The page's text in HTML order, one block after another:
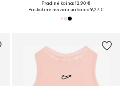
Pradinė kaina: 12,90 €
Paskutinė mažiausia kaina:9,27 €